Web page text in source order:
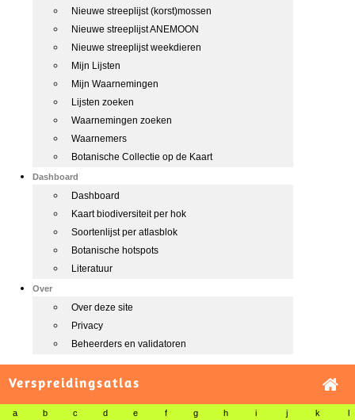
Nieuwe streeplijst (korst)mossen
Nieuwe streeplijst ANEMOON
Nieuwe streeplijst weekdieren
Mijn Lijsten
Mijn Waarnemingen
Lijsten zoeken
Waarnemingen zoeken
Waarnemers
Botanische Collectie op de Kaart
Dashboard
Dashboard
Kaart biodiversiteit per hok
Soortenlijst per atlasblok
Botanische hotspots
Literatuur
Over
Over deze site
Privacy
Beheerders en validatoren
Verspreidingsatlas
a b c d e f g h i j k l